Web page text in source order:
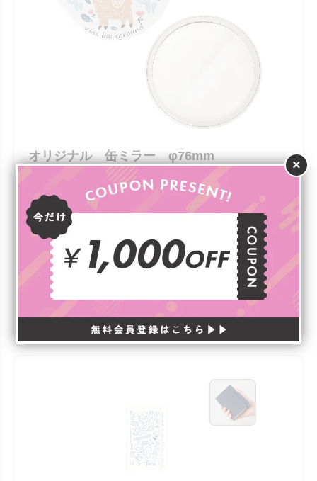
×
オリジナル 缶ミラー φ76mm
￥132（税込）
あると便利なポケットサイズの缶ミラーです。裏面が金属
製なので耐久性が高く上質感があります。ソフトケースを
付属させることも可能です。特別感を出すなら巾着とセッ
トにしても喜ばれるでしょう。裏面全体にフルカラー印刷
できます。
詳細を見る